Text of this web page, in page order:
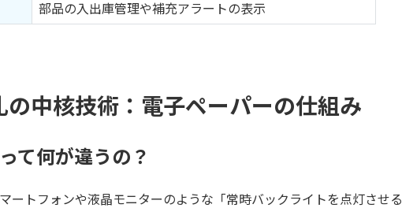
部品の入出庫管理や補充アラートの表示
の中核技術：電子ペーパーの仕組み
て何が違うの？
ートフォンや液晶モニターのような「常時バックライトを点灯させる